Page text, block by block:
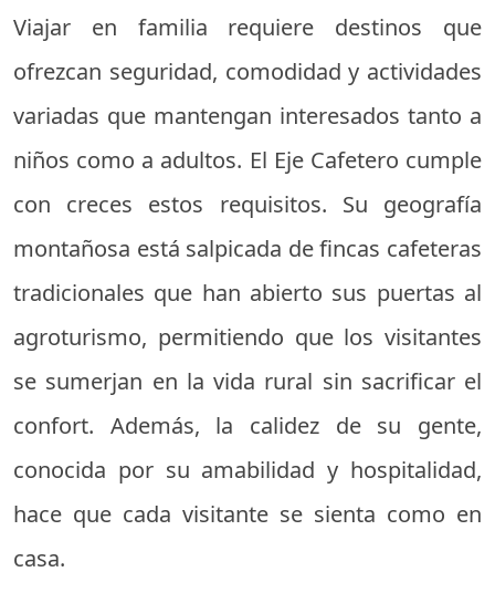
Viajar en familia requiere destinos que
ofrezcan seguridad, comodidad y actividades
variadas que mantengan interesados tanto a
niños como a adultos. El Eje Cafetero cumple
con creces estos requisitos. Su geografía
montañosa está salpicada de fincas cafeteras
tradicionales que han abierto sus puertas al
agroturismo, permitiendo que los visitantes
se sumerjan en la vida rural sin sacrificar el
confort. Además, la calidez de su gente,
conocida por su amabilidad y hospitalidad,
hace que cada visitante se sienta como en
casa.